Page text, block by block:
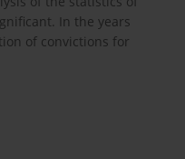
In the years
of convictions for